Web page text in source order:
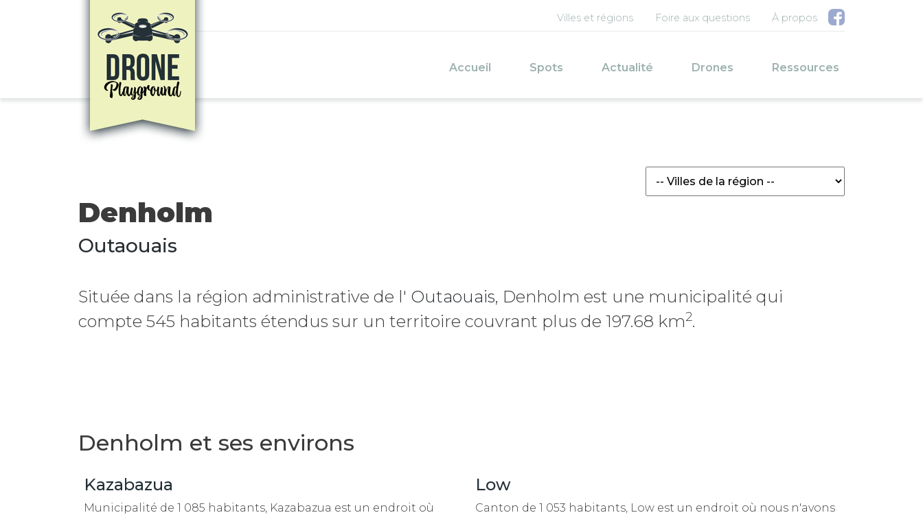
Menu du compte de l'utilisateur
Villes et régions Foire aux questions À propos
Navigation principale
Accueil Spots Actualité Drones Ressources
Denholm
Outaouais
Située dans la région administrative de l' Outaouais, Denholm est une municipalité qui
compte 545 habitants étendus sur un territoire couvrant plus de 197.68 km2.
Denholm et ses environs
Kazabazua
Municipalité de 1 085 habitants, Kazabazua est un endroit où
Low
Canton de 1 053 habitants, Low est un endroit où nous n'avons